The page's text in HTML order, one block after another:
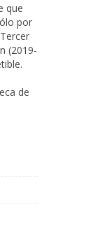
que
por
(2019-
de